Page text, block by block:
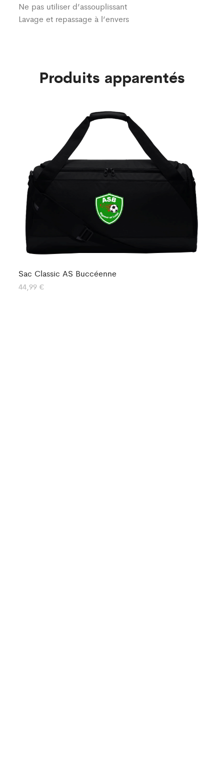
Ne pas utiliser d’assouplissant
Lavage et repassage à l’envers
Produits apparentés
Sac Classic AS Buccéenne
44,99 €